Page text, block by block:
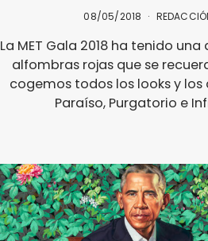
08/05/2018
La MET Gala 2018 ha tenido
alfombras rojas que se
cogemos todos los looks y los
Paraíso, Purgatorio e